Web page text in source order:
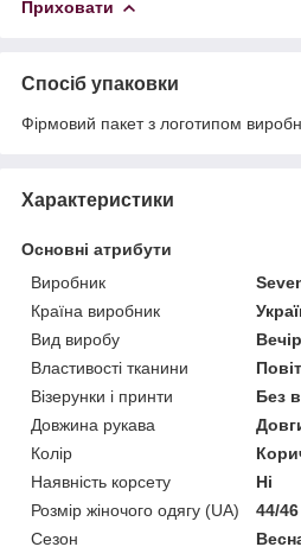
Приховати
Спосіб упаковки
Фірмовий пакет з логотипом
Характеристики
Основні атрибути
Виробник
Країна виробник
Вид виробу
Властивості тканини
Візерунки і принти
Без
Довжина рукава
Колір
Наявність корсету
Ні
Розмір жіночого одягу (UA)
44/46
Сезон